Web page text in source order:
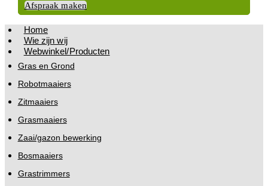
Afspraak maken
Home
Wie zijn wij
Webwinkel/Producten
Gras en Grond
Robotmaaiers
Zitmaaiers
Grasmaaiers
Zaai/gazon bewerking
Bosmaaiers
Grastrimmers